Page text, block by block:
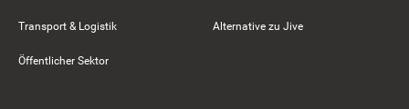
Transport & Logistik
Öffentlicher Sektor
Alternative zu Jive